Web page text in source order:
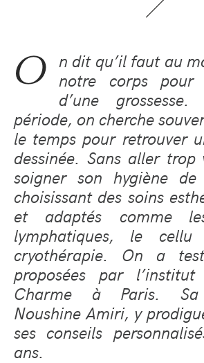
O n dit qu’il faut au
notre corps pour
d’une
période, on cherche
le temps pour retrouver
dessinée. Sans aller
soigner son hygiène
choisissant des soins
et adaptés comme
lymphatiques, le
cryothérapie. On a
proposées par
Charme à Paris. Sa
Noushine Amiri, y
ses conseils
ans.